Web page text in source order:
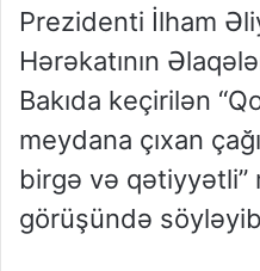
Prezidenti İlham
Hərəkatının
Bakıda keçirilən
meydana çıxan
birgə və
görüşündə